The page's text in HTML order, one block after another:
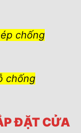
chống
chống
ĐẶT CỬA